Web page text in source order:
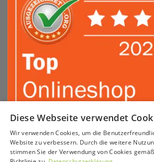
Sepa PayPal Amazon Apple
Pay
MasterCardAmericanSofort
Diese Webseite verwendet
Wir verwenden Cookies, um die
Website zu verbessern. Durch die weitere
stimmen Sie der Verwendung von Cookies